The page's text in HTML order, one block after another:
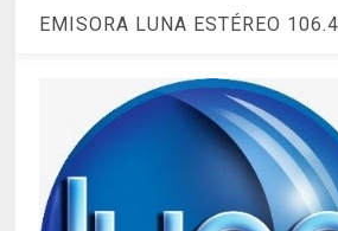
EMISORA LUNA ESTÉREO